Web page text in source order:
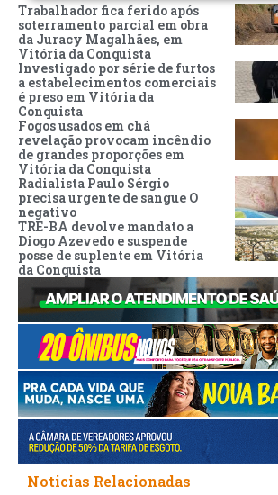
Trabalhador fica ferido após
soterramento parcial em obra
da Juracy Magalhães, em
Vitória da Conquista
Investigado por série de furtos
a estabelecimentos comerciais
é preso em Vitória da
Conquista
Fogos usados em chá
revelação provocam incêndio
de grandes proporções em
Vitória da Conquista
Radialista Paulo Sérgio
precisa urgente de sangue O
negativo
TRE-BA devolve mandato a
Diogo Azevedo e suspende
posse de suplente em Vitória
da Conquista
Noticias Relacionadas